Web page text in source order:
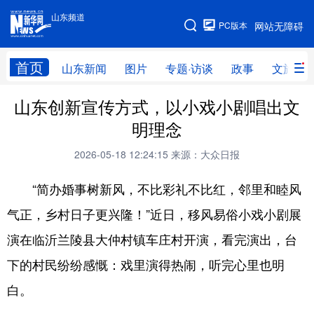
山东频道
网站无障碍
PC版本
首页 山东新闻 图片 专题·访谈 政事 文旅
手机版
网站地图
学习进行时 高层 时政 人事
全球连线
科技 科普 体育 文化
健康 军事 访谈 视频
山东创新宣传方式，以小戏小剧唱出文
明理念
2026-05-18 12:24:15 来源：大众日报
“简办婚事树新风，不比彩礼不比红，邻里和睦风
气正，乡村日子更兴隆！”近日，移风易俗小戏小剧展
演在临沂兰陵县大仲村镇车庄村开演，看完演出，台
下的村民纷纷感慨：戏里演得热闹，听完心里也明
白。